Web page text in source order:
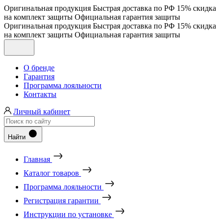
Оригинальная продукция Быстрая доставка по РФ 15% скидка
на комплект защиты Официальная гарантия защиты
Оригинальная продукция Быстрая доставка по РФ 15% скидка
на комплект защиты Официальная гарантия защиты
О бренде
Гарантия
Программа лояльности
Контакты
Личный кабинет
Найти
Главная
Каталог товаров
Программа лояльности
Регистрация гарантии
Инструкции по установке